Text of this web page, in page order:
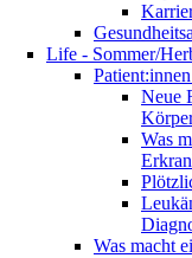
Life - Sommer/
Neue
Was
Was macht